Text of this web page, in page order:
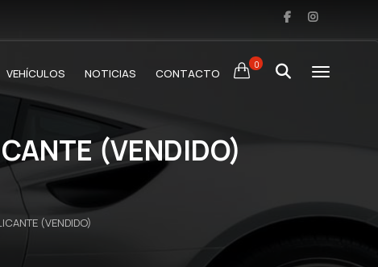
0
VEHÍCULOS NOTICIAS CONTACTO
(VENDIDO)
(VENDIDO)